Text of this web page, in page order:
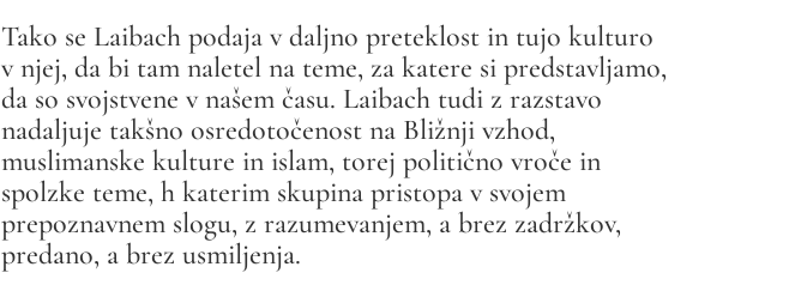
Tako se Laibach podaja v daljno preteklost in tujo kulturo
v njej, da bi tam naletel na teme, za katere si predstavljamo,
da so svojstvene v našem času. Laibach tudi z razstavo
nadaljuje takšno osredotočenost na Bližnji vzhod,
muslimanske kulture in islam, torej politično vroče in
spolzke teme, h katerim skupina pristopa v svojem
prepoznavnem slogu, z razumevanjem, a brez zadržkov,
predano, a brez usmiljenja.